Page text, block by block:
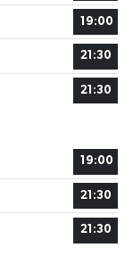
19:00
21:30
21:30
19:00
21:30
21:30